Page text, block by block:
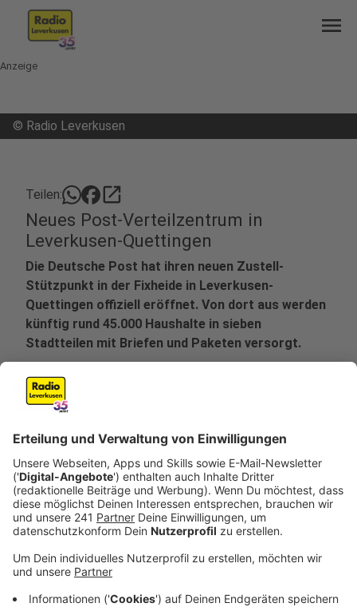
menu
Anzeige
© Radio Leverkusen
Teilen: open_in_new
Neues Post-Verteilzentrum in
Leverkusen-Quettingen
Die Deutsche Post hat ihren neuen Zustell-
Stützpunkt in der Fixheide in Leverkusen-
Quettingen offiziell eröffnet. Von dort aus werden
künftig rund 45.000 Haushalte in sieben
Stadtteilen mit Briefen und Paketen versorgt.
Veröffentlicht:
Mehr Platz und schnellere Zustellung
Anzeige
Bereits seit Ende Februar arbeitet die Deutsche Post
vom neuen Standort in der Fixheide aus, jetzt ist das
Verteilzentrum auch offiziell eröffnet worden. Der